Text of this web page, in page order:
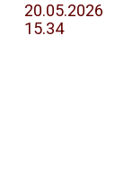
20.05.2026
15.34